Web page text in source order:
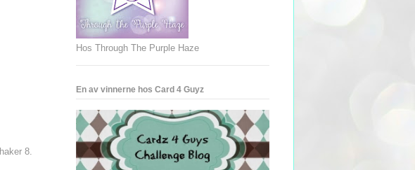
8.
Hos Through The Purple Haze
En av vinnerne hos Card 4 Guyz